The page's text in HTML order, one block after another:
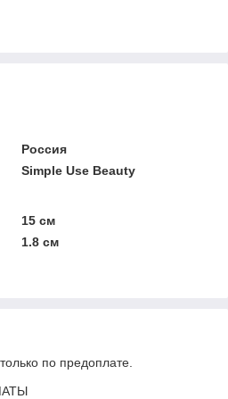
Россия
Simple Use Beauty
15 см
1.8 см
по предоплате.